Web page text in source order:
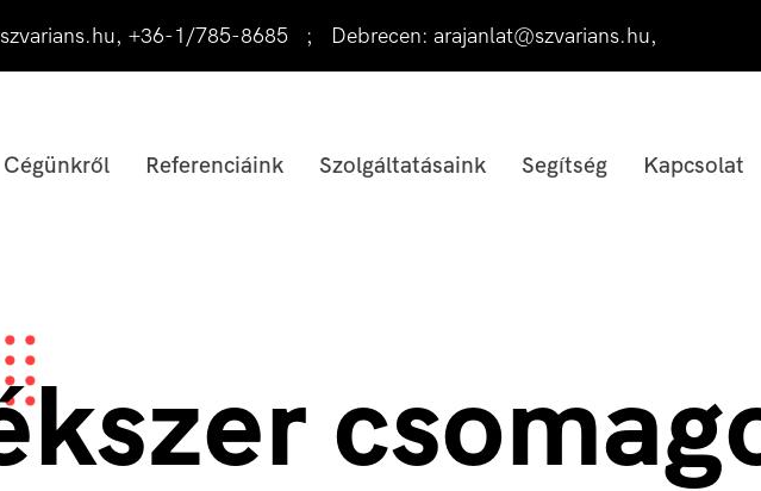
, +36-1/785-8685 ; Debrecen: arajanlat@szvarians.hu,
Cégünkről Referenciáink Szolgáltatásaink Segítség Kapcsolat